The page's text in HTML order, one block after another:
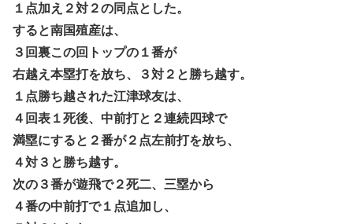
１点加え２対２の同点とした。
すると南国殖産は、
３回裏この回トップの１番が
右越え本塁打を放ち、３対２と勝ち越す。
１点勝ち越された江津球友は、
４回表１死後、中前打と２連続四球で
満塁にすると２番が２点左前打を放ち、
４対３と勝ち越す。
次の３番が遊飛で２死二、三塁から
４番の中前打で１点追加し、